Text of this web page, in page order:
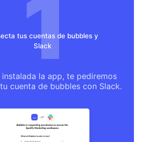
tus cuentas de bubbles y
Slack
instalada la app, te pediremos
cuenta de bubbles con Slack.